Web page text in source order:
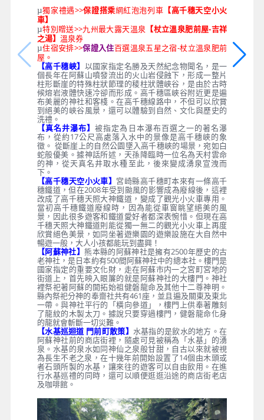
µ獨家禮遇>>保證搭乘網紅泡泡列車 【高千穗天空小火
車】
µ特別贈送>>九州最大露天溫泉 【杖立溫泉肥前屋-吉祥
之湯】 溫泉券
µ住宿安排>>保證入住百選溫泉五星之宿-杖立溫泉肥前
屋。
【高千穗峽】 以國家指定名勝及天然紀念物聞名，是一
個長年在阿蘇山噴發流出的火山岩侵蝕下，形成一整片
柱形斷崖的特殊柱狀節理的稜柱狀體峽谷，是由於古時
候熔岩液體快速冷卻而形成。高千穗區峽谷附近更是遍
布美麗的神社和客棧。在高千穗線路中，不但可以欣賞
到絕美的峽谷風景，還可以體驗到自然、文化與歷史的
洗禮。
【真名井瀑布】被指定為日本瀑布百選之一的著名瀑
布，從約17公尺高處落入水中的景像是高千穗峽的象
徵。 從斷崖上的自然公園墜入高千穗峽的場景，宛如白
蛇般優美。據神話所述，天孫降臨時一位名為天村雲命
的神，從天真名井取水種至此，後來變成湧泉宣洩而
下。
【高千穗天空小火車】 宮崎縣高千穗町本來有一條高千
穗鐵道，但在2008年受到颱風的影響成為廢線後，這裡
改成了高千穗天照大神鐵道，變成了觀光小火車專用。
當初高千穗鐵道廢線時，因為能從車窗眺望絕美的風
景，因此很多遊客和鐵道愛好者都深表惋惜。但現在高
千穗天照大神鐵道則能從獨一無二的觀光小火車上再度
欣賞絕色美景，如同坐著遊樂園的遊樂設施在大自然中
暢遊一般，大人小孩都能玩到盡興！
【阿蘇神社】 熊本縣的阿蘇神社是擁有2500年歷史的古
老神社，是日本約有500間阿蘇神社中的總本社。樓門是
國家指定的重要文化財，走在阿蘇市内一之宮町宮地的
街道上，首先映入眼簾的就是阿蘇神社的大樓門。神社
裡祭祀著阿蘇的開拓始祖健磐龍命及其他十二尊神明。
縣內祭祀分神的奉齋社共有461座，並且遍及關東及東北
一帶。與神社平行的「橫向參道」，樓門上供奉著雕刻
了龍紋的木製太刀。據說只要穿過樓門，健磐龍命化身
的龍就會斬斷一切災難。
【水基巡迴道 門前町散策】 水基指的是飲水的地方。在
阿蘇神社前的商店街裡，隨處可見被稱為「水基」的湧
泉。水基的泉水如同神仙之泉般甘甜，自古以來就被視
為長生不老之泉，在十幾年前開始設置了14個由木頭或
者石頭所製的水基，讓來往的遊客可以自由飲用。在進
行水基巡禮的同時，還可以順便逛逛沿途的商店街老店
及咖啡館。